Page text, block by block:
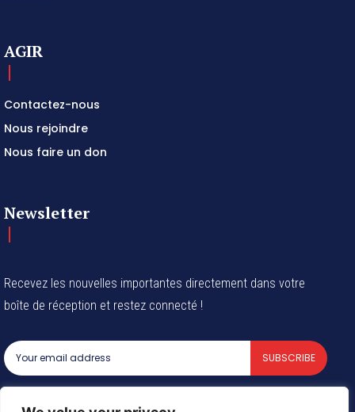
AGIR
Contactez-nous
Nous rejoindre
Nous faire un don
Newsletter
Recevez les nouvelles importantes directement dans votre
boîte de réception et restez connecté !
SUBSCRIBE